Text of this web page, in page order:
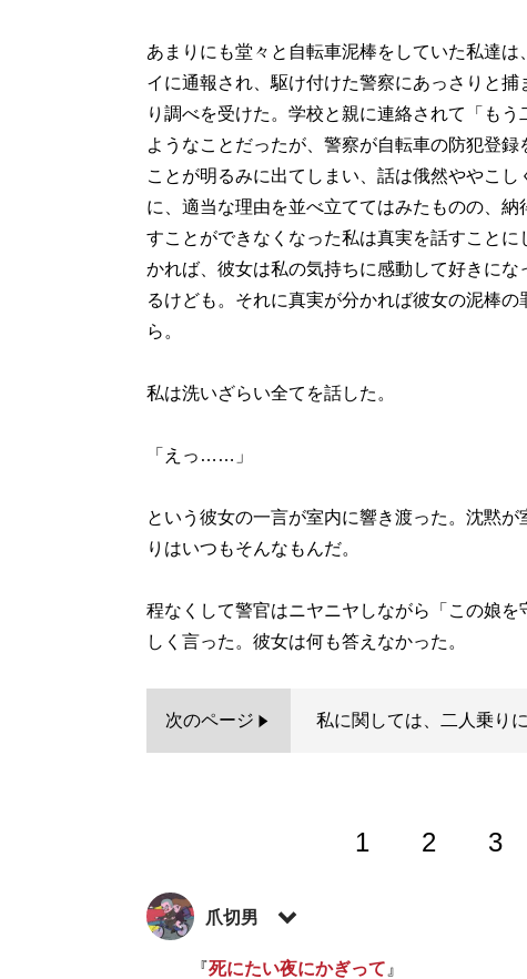
あまりにも堂々と自転車泥棒をしていた私達
イに通報され、駆け付けた警察にあっさりと
り調べを受けた。学校と親に連絡されて「も
ようなことだったが、警察が自転車の防犯登
ことが明るみに出てしまい、話は俄然ややこ
に、適当な理由を並べ立ててはみたものの、
すことができなくなった私は真実を話すこと
かれば、彼女は私の気持ちに感動して好きに
るけども。それに真実が分かれば彼女の泥棒
ら。
私は洗いざらい全てを話した。
「えっ……」
という彼女の一言が室内に響き渡った。沈黙
りはいつもそんなもんだ。
程なくして警官はニヤニヤしながら「この娘
しく言った。彼女は何も答えなかった。
次のページ 私に関しては、二人乗り
1 2 3
爪切男
『死にたい夜にかぎって 』